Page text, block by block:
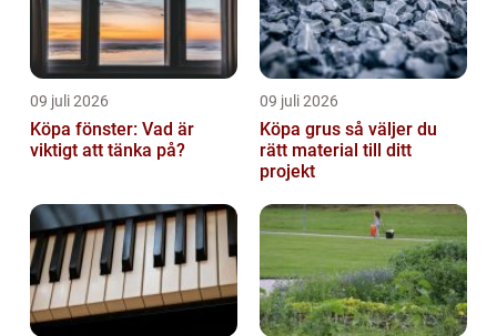
09 juli 2026
Köpa fönster: Vad är
viktigt att tänka på?
09 juli 2026
Köpa grus så väljer du
rätt material till ditt
projekt